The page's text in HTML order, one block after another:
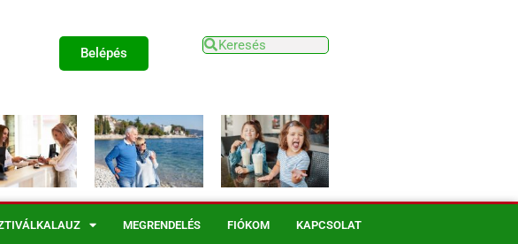
Belépés
MEGRENDELÉS FIÓKOM KAPCSOLAT